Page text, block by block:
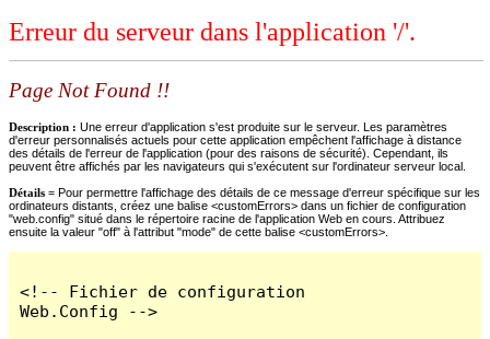
Erreur du serveur dans l'application '/'.
Page Not Found !!
Description : Une erreur d'application s'est produite sur le serveur. Les paramètres
d'erreur personnalisés actuels pour cette application empêchent l'affichage à distance
des détails de l'erreur de l'application (pour des raisons de sécurité). Cependant, ils
peuvent être affichés par les navigateurs qui s'exécutent sur l'ordinateur serveur local.
Détails = Pour permettre l'affichage des détails de ce message d'erreur spécifique sur les
ordinateurs distants, créez une balise <customErrors> dans un fichier de configuration
"web.config" situé dans le répertoire racine de l'application Web en cours. Attribuez
ensuite la valeur "off" à l'attribut "mode" de cette balise <customErrors>.
<!-- Fichier de configuration
Web.Config -->